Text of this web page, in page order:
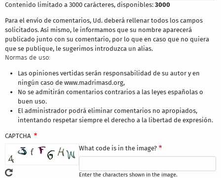
Contenido limitado a 3000 carácteres, disponibles: 3000
Para el envío de comentarios, Ud. deberá rellenar todos los campos
solicitados. Así mismo, le informamos que su nombre aparecerá
publicado junto con su comentario, por lo que en caso que no quiera
que se publique, le sugerimos introduzca un alias.
Normas de uso:
Las opiniones vertidas serán responsabilidad de su autor y en
ningún caso de www.madrimasd.org,
No se admitirán comentarios contrarios a las leyes españolas o
buen uso.
El administrador podrá eliminar comentarios no apropiados,
intentando respetar siempre el derecho a la libertad de expresión.
CAPTCHA
What code is in the image?
Enter the characters shown in the image.